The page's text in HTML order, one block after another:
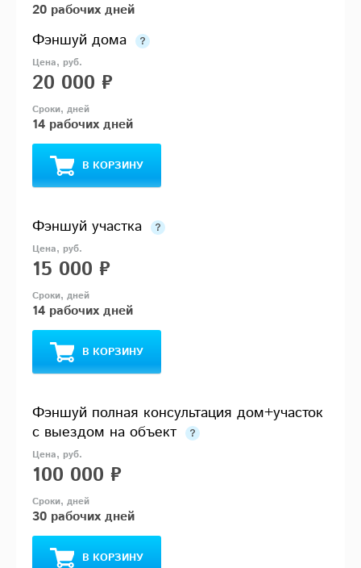
20 рабочих дней
Фэншуй дома
20 000 ₽
14 рабочих дней
В КОРЗИНУ
Фэншуй участка
15 000 ₽
14 рабочих дней
В КОРЗИНУ
Фэншуй полная консультация дом+участок
с выездом на объект
100 000 ₽
30 рабочих дней
В КОРЗИНУ